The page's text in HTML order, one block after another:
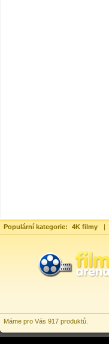
Populární kategorie: 4K filmy |
Máme pro Vás 917 produktů.